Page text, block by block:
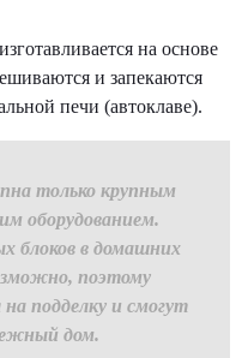
на основе
и запекаются
печи (автоклаве).
только крупным
оборудованием.
блоков в домашних
поэтому
подделку и смогут
дом.